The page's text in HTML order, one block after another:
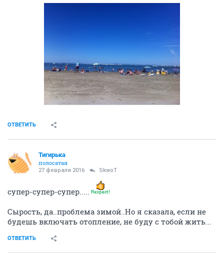
ОТВЕТИТЬ
Тигирька
полосатая
27 февраля 2016 SkwоT
супер-супер-супер.....
Сырость, да..проблема зимой..Но я сказала, если не
будешь включать отопление, не буду с тобой жить...
ОТВЕТИТЬ